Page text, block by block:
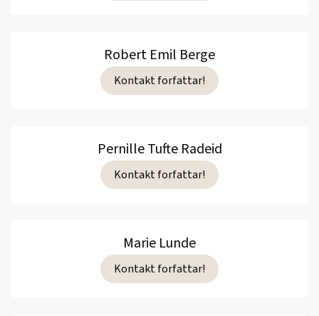
Robert Emil Berge
Kontakt forfattar!
Pernille Tufte Radeid
Kontakt forfattar!
Marie Lunde
Kontakt forfattar!